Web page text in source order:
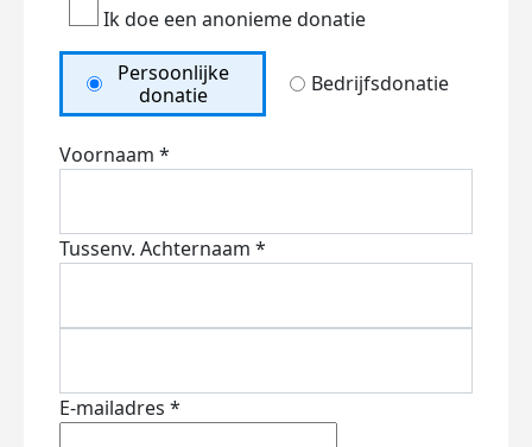
Ik doe een anonieme donatie
Persoonlijke
donatie
Bedrijfsdonatie
Voornaam *
Tussenv. Achternaam *
E-mailadres *